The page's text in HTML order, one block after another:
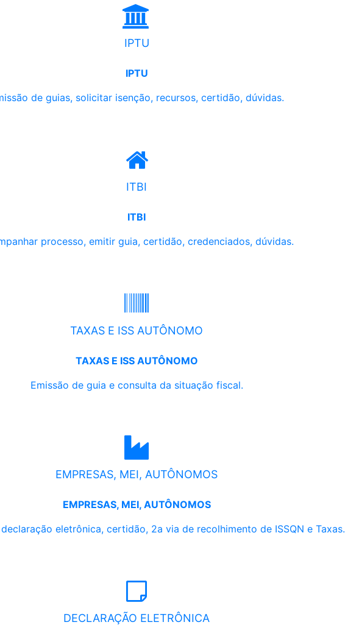
IPTU
IPTU
de guias, solicitar isenção, recursos, certidão, dúvidas.
ITBI
ITBI
processo, emitir guia, certidão, credenciados, dúvidas.
TAXAS E ISS AUTÔNOMO
TAXAS E ISS AUTÔNOMO
Emissão de guia e consulta da situação fiscal.
EMPRESAS, MEI, AUTÔNOMOS
EMPRESAS, MEI, AUTÔNOMOS
eletrônica, certidão, 2a via de recolhimento de ISSQN e Taxas.
DECLARAÇÃO ELETRÔNICA